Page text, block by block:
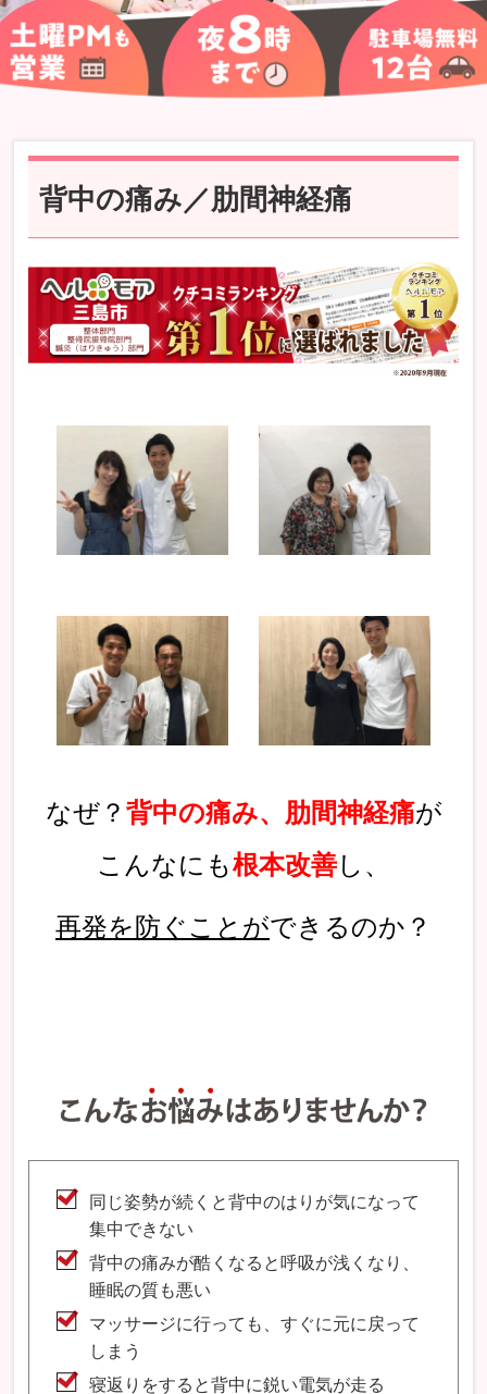
背中の痛み／肋間神経痛
なぜ？ 背中の痛み、肋間神経痛が
こんなにも根本改善し、
再発を防ぐことができるのか？
同じ姿勢が続くと背中のはりが気になって
集中できない
背中の痛みが酷くなると呼吸が浅くなり、
睡眠の質も悪い
マッサージに行っても、すぐに元に戻って
しまう
寝返りをすると背中に鋭い電気が走る